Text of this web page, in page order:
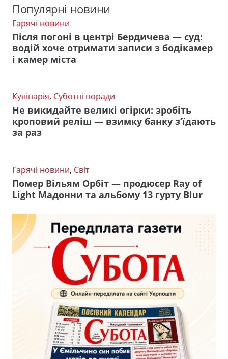
Популярні новини
Гарячі новини
Після погоні в центрі Бердичева — суд:
водій хоче отримати записи з бодікамер
і камер міста
Кулінарія, Суботні поради
Не викидайте великі огірки: зробіть
кроповий реліш — взимку банку з’їдають
за раз
Гарячі новини, Світ
Помер Вільям Орбіт — продюсер Ray of
Light Мадонни та альбому 13 гурту Blur